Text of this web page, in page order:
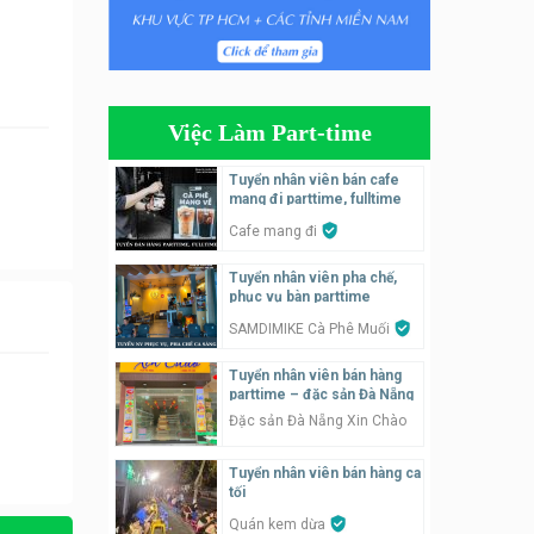
Tuyển nhân viên phụ quán ăn
– hỗ trợ ăn ở
parttime
GÀ GÔ FASTFOOD
parttime
Tuyển nhân viên pha chế
tiệm trà sữa
TRÀ SỮA THÁI LAN
Tuyển nhân viên tư vấn bán
hàng tiệm bánh ngọt
Tiệm bánh ngọt
Việc Làm Part-time
Tuyển nhân viên bán cafe
mang đi parttime, fulltime
Cafe mang đi
Tuyển nhân viên pha chế,
phục vụ bàn parttime
SAMDIMIKE Cà Phê Muối
Tuyển nhân viên bán hàng
parttime – đặc sản Đà Nẵng
Đặc sản Đà Nẵng Xin Chào
Tuyển nhân viên bán hàng ca
tối
Quán kem dừa